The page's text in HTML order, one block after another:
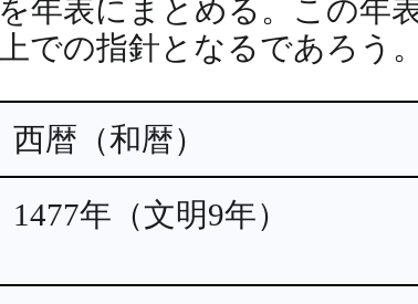
を年表にまとめる。この年
上での指針となるであろう。
西暦（和暦）
1477年（文明9年）